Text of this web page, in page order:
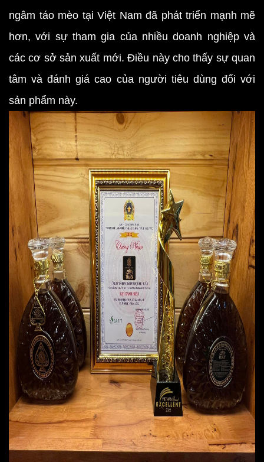
ngâm táo mèo tại Việt Nam đã phát triển mạnh mẽ
hơn, với sự tham gia của nhiều doanh nghiệp và
các cơ sở sản xuất mới. Điều này cho thấy sự quan
tâm và đánh giá cao của người tiêu dùng đối với
sản phẩm này.